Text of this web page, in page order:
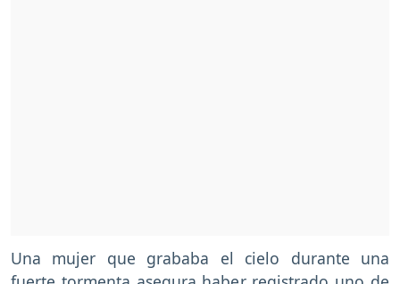
Una mujer que grababa el cielo durante una